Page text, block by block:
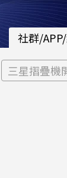
社群/
三星摺疊機